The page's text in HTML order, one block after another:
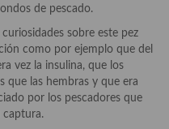
hierbas aromáticas o
de pescado.
sobre este pez
como por ejemplo que del
vez la insulina, que los
que las hembras y que era
por los pescadores que
captura.